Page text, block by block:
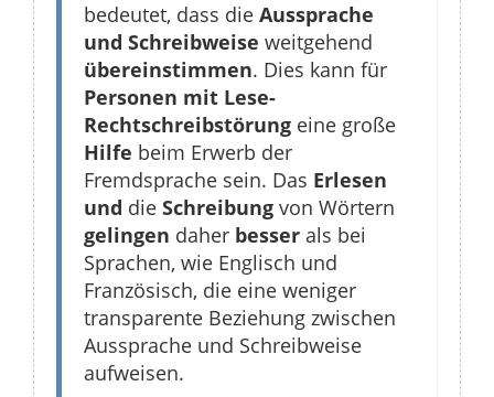
bedeutet, dass die Aussprache
und Schreibweise weitgehend
übereinstimmen. Dies kann für
Personen mit Lese-
Rechtschreibstörung eine große
Hilfe beim Erwerb der
Fremdsprache sein. Das Erlesen
und die Schreibung von Wörtern
gelingen daher besser als bei
Sprachen, wie Englisch und
Französisch, die eine weniger
transparente Beziehung zwischen
Aussprache und Schreibweise
aufweisen.